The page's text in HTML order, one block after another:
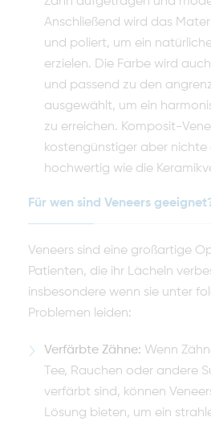
Anschließend wird das
und poliert, um ein
erzielen. Die Farbe wird
und passend zu den
ausgewählt, um ein
zu erreichen. Komposit-
kostengünstiger aber nichte
hochwertig wie die
Für wen sind Veneers
Veneers sind eine großartige
Patienten, die ihr Lächeln
insbesondere wenn sie unter
Problemen leiden:
Verfärbte Zähne: Wenn
Tee, Rauchen oder andere
verfärbt sind, können
Lösung bieten, um ein